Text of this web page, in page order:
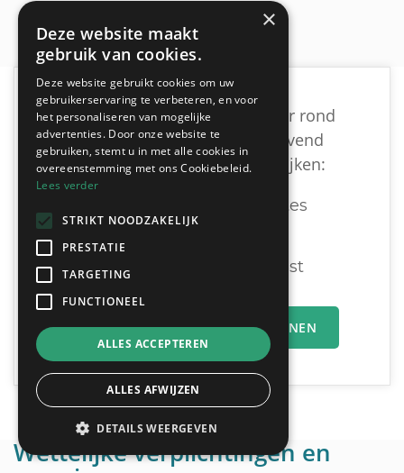
Vind een geschikte dakwerker rond
Nieuwerkerken door vrijblijvend
meerdere offertes te vergelijken:
Ontvang tot 3 offertes
U vergelijkt en beslist
MIJN OFFERTEAANVRAAG INDIENEN
Wettelijke verplichtingen en
×
Deze website maakt
gebruik van cookies.
Deze website gebruikt cookies om uw
gebruikerservaring te verbeteren, en voor
het personaliseren van mogelijke
advertenties. Door onze website te
gebruiken, stemt u in met alle cookies in
overeenstemming met ons Cookiebeleid.
Lees verder
STRIKT NOODZAKELIJK
PRESTATIE
TARGETING
FUNCTIONEEL
ALLES ACCEPTEREN
ALLES AFWIJZEN
DETAILS WEERGEVEN